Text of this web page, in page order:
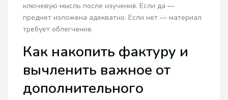
ключевую мысль после изучения. Если да —
предмет изложена адекватно. Если нет — материал
требует облегчения.
Как накопить фактуру и
вычленить важное от
дополнительного